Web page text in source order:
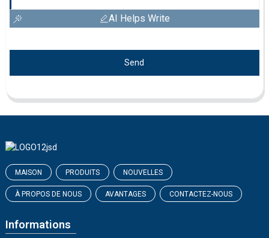
AI Helps Write
Send
MAISON PRODUITS NOUVELLES
À PROPOS DE NOUS AVANTAGES CONTACTEZ-NOUS
Informations